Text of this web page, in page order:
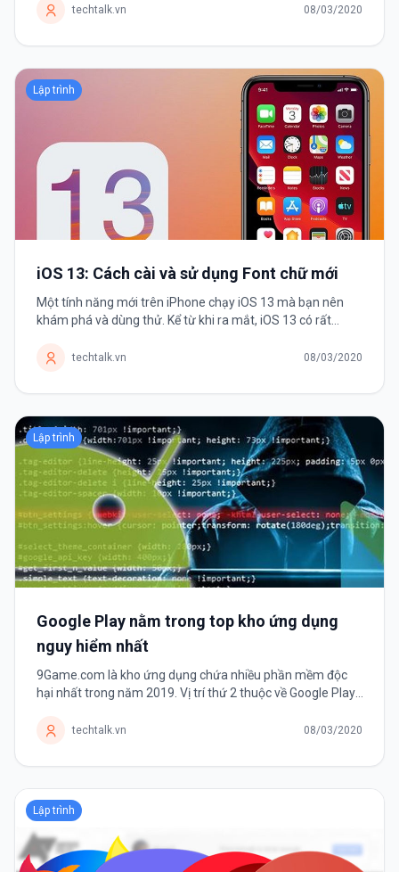
mất vài...techtalk.vn 08/03/2020
Lập trình
iOS 13: Cách cài và sử dụng Font chữ mới
Một tính năng mới trên iPhone chạy iOS 13 mà bạn nên
khám phá và dùng thử. Kể từ khi ra mắt, iOS 13 có rất
cấp. Và Font chữ chính...
techtalk.vn 08/03/2020
Lập trình
Google Play nằm trong top kho ứng dụng
nguy hiểm nhất
9Game.com là kho ứng dụng chứa nhiều phần mềm độc
hại nhất trong năm 2019. Vị trí thứ 2 thuộc về Google Play.
năm 2019 của công ty...
techtalk.vn 08/03/2020
Lập trình